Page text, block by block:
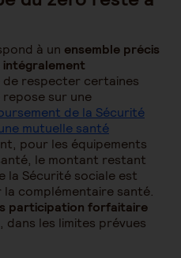
à un ensemble précis
intégralement
de respecter certaines
repose sur une
de la Sécurité
mutuelle santé
pour les équipements
le montant restant
la Sécurité sociale est
complémentaire santé.
participation forfaitaire
, dans les limites prévues